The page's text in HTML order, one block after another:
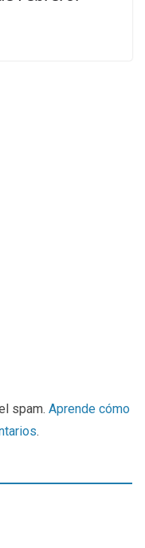
spam. Aprende cómo
.